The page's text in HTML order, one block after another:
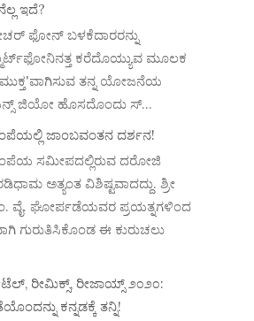
ಇದೆ?
ಫೋನ್ ಬಳಕೆದಾರರನ್ನು
ಕರೆದೊಯ್ಯುವ ಮೂಲಕ
ಮುಕ್ತ'ವಾಗಿಸುವ ತನ್ನ ಯೋಜನೆಯ
ಜಿಯೋ ಹೊಸದೊಂದು ಸ್...
ಜಾಂಬವಂತನ ದರ್ಶನ!
ಸಮೀಪದಲ್ಲಿರುವ ದರೋಜಿ
ಅತ್ಯಂತ ವಿಶಿಷ್ಟವಾದದ್ದು. ಶ್ರೀ
ವೈ. ಘೋರ್ಪಡೆಯವರ ಪ್ರಯತ್ನಗಳಿಂದ
ಗುರುತಿಸಿಕೊಂಡ ಈ ಕುರುಚಲು
ರೀಮಿಕ್ಸ್, ರೀಜಾಯ್ಸ್ ೨೦೨೦:
ಕನ್ನಡಕ್ಕೆ ತನ್ನಿ!